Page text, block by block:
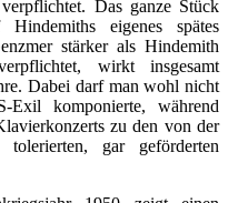
Das ganze Stück
eigenes spätes
stärker als Hindemith
wirkt insgesamt
Dabei darf man wohl nicht
Exil komponierte, während
zu den von der
tolerierten, gar geförderten